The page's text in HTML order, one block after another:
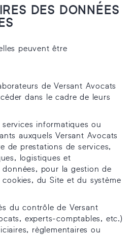
DES DONNÉES
peuvent être
de Versant Avocats
dans le cadre de leurs
informatiques ou
auxquels Versant Avocats
de prestations de services,
logistiques et
données, pour la gestion de
du Site et du système
du contrôle de Versant
experts-comptables, etc.)
règlementaires ou